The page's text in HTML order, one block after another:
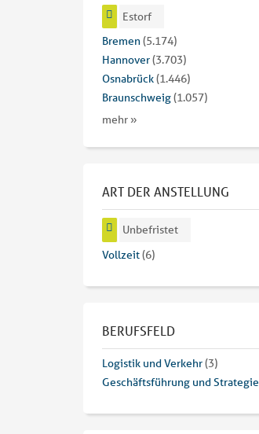
Estorf
Bremen(5.174)
Hannover(3.703)
Osnabrück(1.446)
Braunschweig(1.057)
mehr »
ART DER ANSTELLUNG
Unbefristet
Vollzeit(6)
BERUFSFELD
Logistik und Verkehr(3)
Geschäftsführung und Strategie